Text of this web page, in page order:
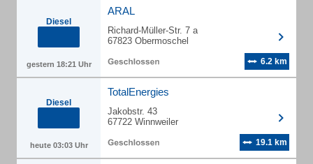
Diesel
gestern 18:21 Uhr
ARAL
Richard-Müller-Str. 7 a
67823 Obermoschel
6.2 km
Diesel
heute 03:03 Uhr
TotalEnergies
Jakobstr. 43
67722 Winnweiler
19.1 km